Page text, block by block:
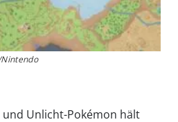
und Unlicht-Pokémon hält